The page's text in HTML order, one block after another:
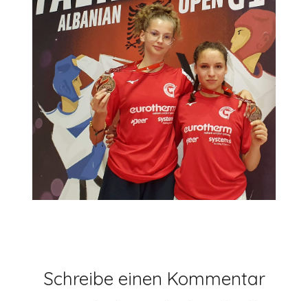
Schreibe einen Kommentar